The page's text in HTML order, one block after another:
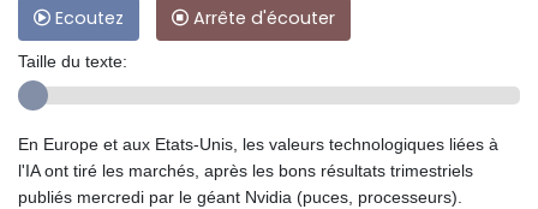
Ecoutez Arrête d'écouter
Taille du texte:
En Europe et aux Etats-Unis, les valeurs technologiques liées à
l'IA ont tiré les marchés, après les bons résultats trimestriels
publiés mercredi par le géant Nvidia (puces, processeurs).